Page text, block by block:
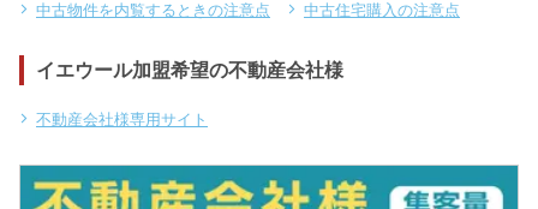
中古物件を内覧するときの注意点 中古住宅購入の注意点
イエウール加盟希望の不動産会社様
不動産会社様専用サイト